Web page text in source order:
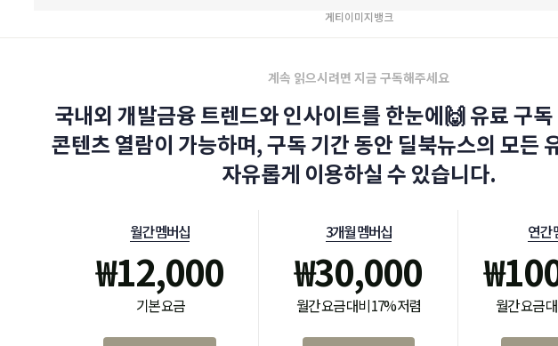
게티이미지뱅크
계속 읽으시려면 지금 구독해주세요
국내외 개발금융 트렌드와 인사이트를 한눈에🙌 유료 구
콘텐츠 열람이 가능하며, 구독 기간 동안 딜북뉴스의 모든
자유롭게 이용하실 수 있습니다.
월간 멤버십
₩12,000
기본 요금
3개월 멤버십
₩30,000
월간 요금 대비 17% 저렴
연간
₩
월간 요금